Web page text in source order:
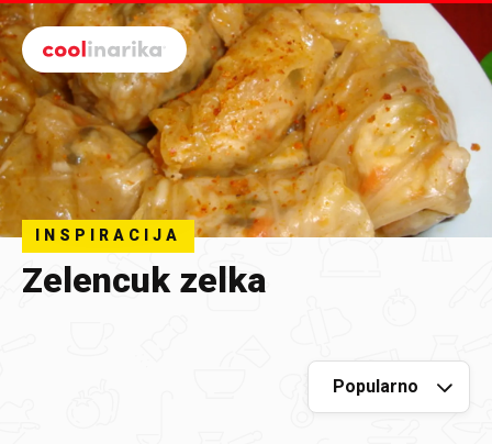
Preskoči na glavni sadržaj
INSPIRACIJA
Zelencuk zelka